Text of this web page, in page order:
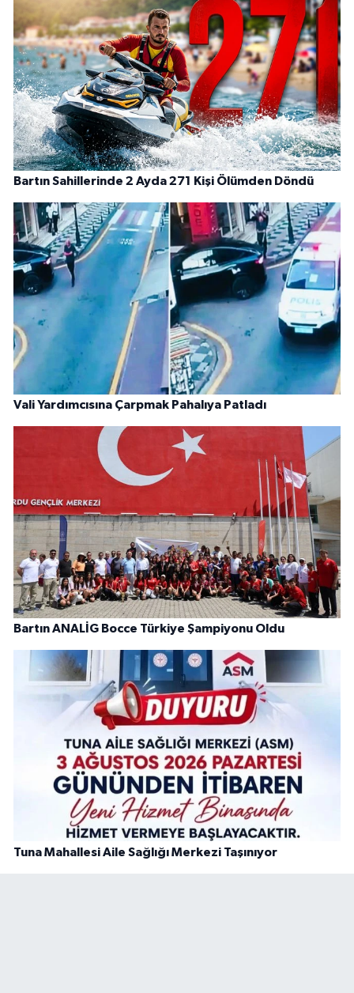
Bartın Sahillerinde 2 Ayda 271 Kişi Ölümden Döndü
Vali Yardımcısına Çarpmak Pahalıya Patladı
Bartın ANALİG Bocce Türkiye Şampiyonu Oldu
Tuna Mahallesi Aile Sağlığı Merkezi Taşınıyor